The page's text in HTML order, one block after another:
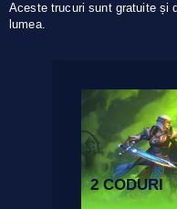
Aceste trucuri sunt gratuite și
lumea.
2 CODURI